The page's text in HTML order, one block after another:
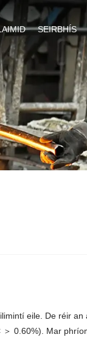
SEIRBHÍS
eile. De réir
0.60%). Mar